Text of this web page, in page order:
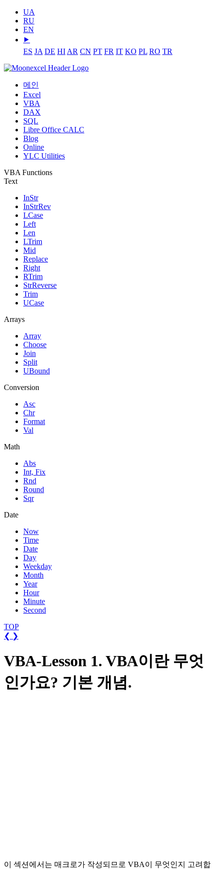
UA
RU
EN
⯈
ES JA DE HI AR CN PT FR IT KO PL RO TR
메인
Excel
VBA
DAX
SQL
Libre Office CALC
Blog
Online
YLC Utilities
VBA Functions
Text
InStr
InStrRev
LCase
Left
Len
LTrim
Mid
Replace
Right
RTrim
StrReverse
Trim
UCase
Arrays
Array
Choose
Join
Split
UBound
Conversion
Asc
Chr
Format
Val
Math
Abs
Int, Fix
Rnd
Round
Sqr
Date
Now
Time
Date
Day
Weekday
Month
Year
Hour
Minute
Second
TOP
❮ ❯
VBA-Lesson 1. VBA이란 무엇
인가요? 기본 개념.
이 섹션에서는 매크로가 작성되므로 VBA이 무엇인지 고려합